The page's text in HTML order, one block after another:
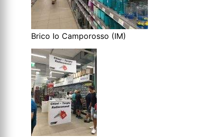
Brico Io Camporosso (IM)